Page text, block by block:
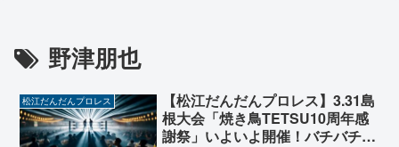
野津朋也
松江だんだんプロレス
【松江だんだんプロレス】3.31島
根大会「焼き鳥TETSU10周年感
謝祭」いよいよ開催！バチバチの